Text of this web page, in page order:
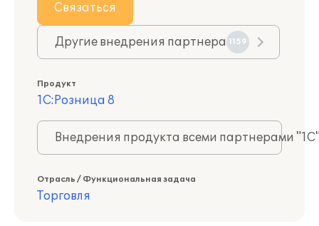
Связаться
Другие внедрения партнера 1159
Продукт
1С:Розница 8
Внедрения продукта всеми партнерами
Отрасль / Функциональная задача
Торговля